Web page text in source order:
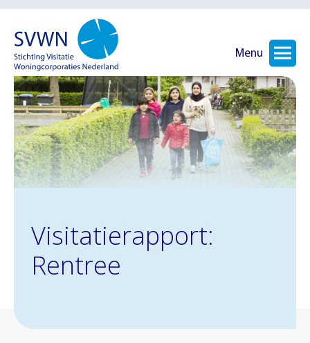
Menu
Visitatierapport:
Rentree